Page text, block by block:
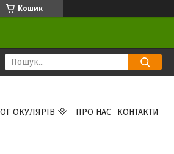
Кошик
ОКУЛЯРІВ ПРО НАС КОНТАКТИ